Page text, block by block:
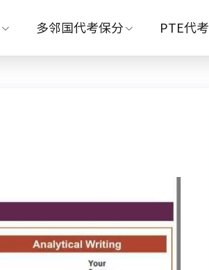
多邻国代考保分 PTE代考